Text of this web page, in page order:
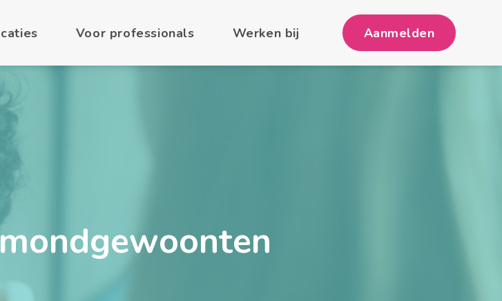
Voor professionals Werken bij Aanmelden